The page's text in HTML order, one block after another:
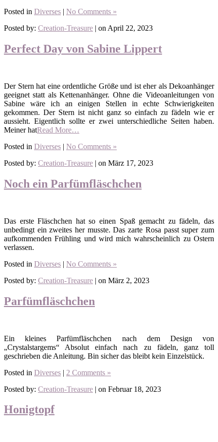
Posted in Diverses | No Comments »
Posted by: Creation-Treasure | on April 22, 2023
Perfect Day von Sabine Lippert
Der Stern hat eine ordentliche Größe und ist eher als Dekoanhänger
geeignet statt als Kettenanhänger. Ohne die Videoanleitungen von
Sabine wäre ich an einigen Stellen in echte Schwierigkeiten
gekommen. Der Stern ist nicht ganz so einfach zu fädeln wie er
aussieht. Eigentlich sollte er zwei unterschiedliche Seiten haben.
Meiner hatRead More…
Posted in Diverses | No Comments »
Posted by: Creation-Treasure | on März 17, 2023
Noch ein Parfümfläschchen
Das erste Fläschchen hat so einen Spaß gemacht zu fädeln, das
unbedingt ein zweites her musste. Das zarte Rosa passt super zum
aufkommenden Frühling und wird mich wahrscheinlich zu Ostern
verlassen.
Posted in Diverses | No Comments »
Posted by: Creation-Treasure | on März 2, 2023
Parfümfläschchen
Ein kleines Parfümfläschchen nach dem Design von
„Crystalstargems“ Absolut einfach nach zu fädeln, ganz toll
geschrieben die Anleitung. Bin sicher das bleibt kein Einzelstück.
Posted in Diverses | 2 Comments »
Posted by: Creation-Treasure | on Februar 18, 2023
Honigtopf